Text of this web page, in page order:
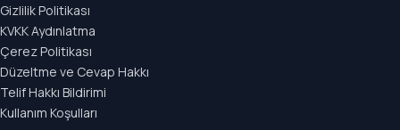
Gizlilik Politikası
KVKK Aydınlatma
Çerez Politikası
Düzeltme ve Cevap Hakkı
Telif Hakkı Bildirimi
Kullanım Koşulları